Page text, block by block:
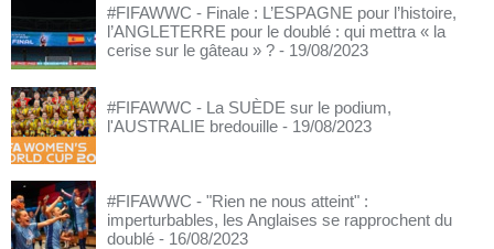
#FIFAWWC - Finale : L’ESPAGNE pour l’histoire,
l’ANGLETERRE pour le doublé : qui mettra « la
cerise sur le gâteau » ? - 19/08/2023
#FIFAWWC - La SUÈDE sur le podium,
l'AUSTRALIE bredouille - 19/08/2023
#FIFAWWC - "Rien ne nous atteint" :
imperturbables, les Anglaises se rapprochent du
doublé - 16/08/2023